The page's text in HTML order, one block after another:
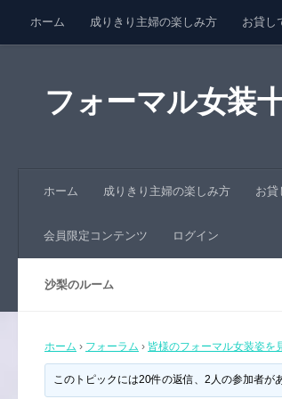
コンテンツへスキップ
ホーム 成りきり主婦の楽しみ方 お貸し
フォーマル女装
ホーム 成りきり主婦の楽しみ方 お貸
会員限定コンテンツ ログイン
沙梨のルーム
ホーム › フォーラム › 皆様のフォーマル女装姿を
このトピックには20件の返信、2人の参加者が